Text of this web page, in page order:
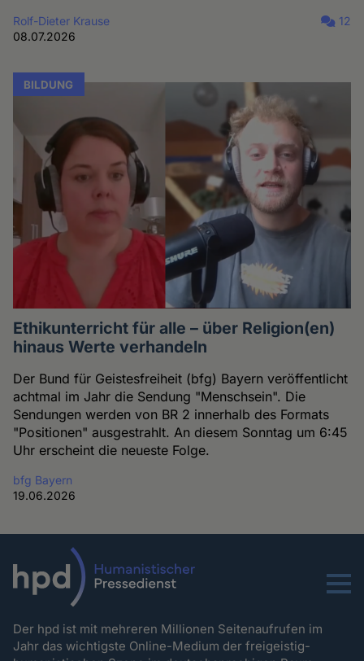
Rolf-Dieter Krause
08.07.2026
12
BILDUNG
Ethikunterricht für alle – über Religion(en)
hinaus Werte verhandeln
Der Bund für Geistesfreiheit (bfg) Bayern veröffentlicht
achtmal im Jahr die Sendung "Menschsein". Die
Sendungen werden von BR 2 innerhalb des Formats
"Positionen" ausgestrahlt. An diesem Sonntag um 6:45
Uhr erscheint die neueste Folge.
bfg Bayern
19.06.2026
Menu
Der hpd ist mit mehreren Millionen Seitenaufrufen im
Jahr das wichtigste Online-Medium der freigeistig-